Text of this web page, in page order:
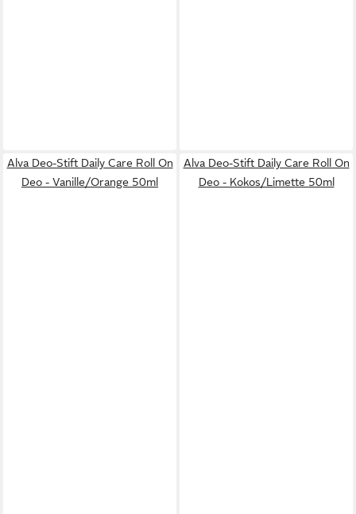
Alva Deo-Stift Daily Care Roll On
Deo - Vanille/Orange 50ml
Alva Deo-Stift Daily Care Roll On
Deo - Kokos/Limette 50ml